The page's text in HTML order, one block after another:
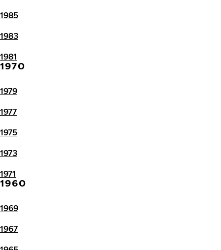
1985
1983
1981
1970
1979
1977
1975
1973
1971
1960
1969
1967